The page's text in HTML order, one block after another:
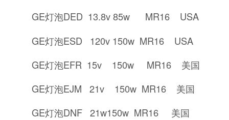
GE灯泡DED 13.8v 85w MR16 USA
GE灯泡ESD 120v 150w MR16 USA
GE灯泡EFR 15v 150w MR16 美国
GE灯泡EJM 21v 150w MR16 美国
GE灯泡DNF 21w150w MR16 美国